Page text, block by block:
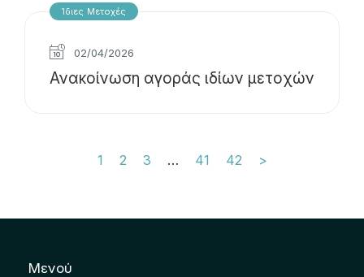
Ίδιες Μετοχές
02/04/2026
Ανακοίνωση αγοράς ιδίων μετοχών
1 2 3 … 41 42 >
Μενού